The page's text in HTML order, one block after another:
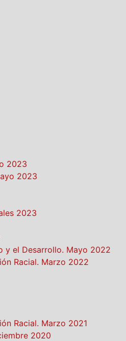
2023
2023
2023
y el Desarrollo. Mayo 2022
Racial. Marzo 2022
Racial. Marzo 2021
2020